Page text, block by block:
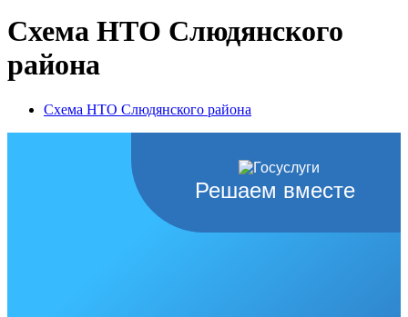
Схема НТО Слюдянского
района
Схема НТО Слюдянского района
Решаем вместе